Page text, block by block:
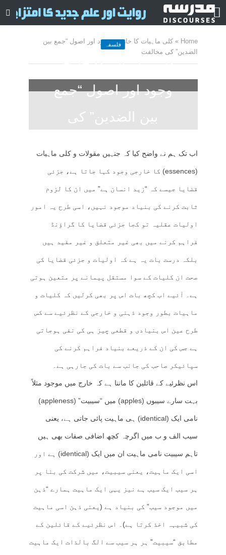
Home
»کلی ماہیات کا خارجی وجود اور اصول “جمع بین
الضدین” کی مخالفت
فلسفہ
کلی ماہیات کا خارجی
وجود اور اصول “جمع
بین الضدین” کی
اب تک ہم نے واضح کیا کہ جنہیں مقولات و کلی ماہیات
(essences) کا خارجی وجود کہا جاتا ہے، جزئی
قضایا جیسے کہ “زید انسان ہے” میں ان کا لزوم
ثابت کرنے کی بنیاد موجود نہیں، اسی طرح یہ امور
اولیات عقلیہ تو کجا جزئی قضایا کا گراؤنڈ
فراہم کرنے میں بھی غیر متعلق و غیر مفید ہیں
بلکہ درست بات یہ ہے کہ اولیات و جزئی قضایا کی
صحت ان کلیات کے سوا مستقل پیمانے پر متعین ہوتی
ہے۔ آئیے اب کچھ بات اس پر بھی کرلیں کہ کلیات و
ماہیات بطور وجود ذہنی و خارجی کے نظرئیے سے کس
طرح عین اس بنیادی و قطعی چیز ہی کی نفی ہوجاتی
ہے جس کی ان کے ذریعے بنیاد فراہم کرنے کی
سپائیکر صاحب کی جانب سے بات کی جارہی ہے۔
اس نظرئیے کے قائلین کا ماننا ہے کہ خارج میں موجود مثلاً
بہت سارے سیبوں (apples) میں “سیبیت” (appleness)
نامی ایک (identical) ہی ماہیت پائی جاتی ہے، یعنی
سیب الف و ب میں اگرچہ کچھ اضافی صفات بھی ہیں
تاہم سیبیت نامی ماہیت ان میں ایک (identical) ہے اور
اسی ایک ماہیت، یعنی سیبیت، میں شرکت کی بنا پر
ہر سیب ایک سیب ہے نیز یہی ایک ماہیت ہمارے “ذہن
میں موجود سیب” کی بنیاد ہے (یعنی ذہن اسی ماہیت
کی شبیہہ اخذ کرتا ہے)۔ اس نظرئیے کے قائلین کے
مطابق “سیبیت” ہر ہر سیب سے الگ بالذات ایک ماہیت